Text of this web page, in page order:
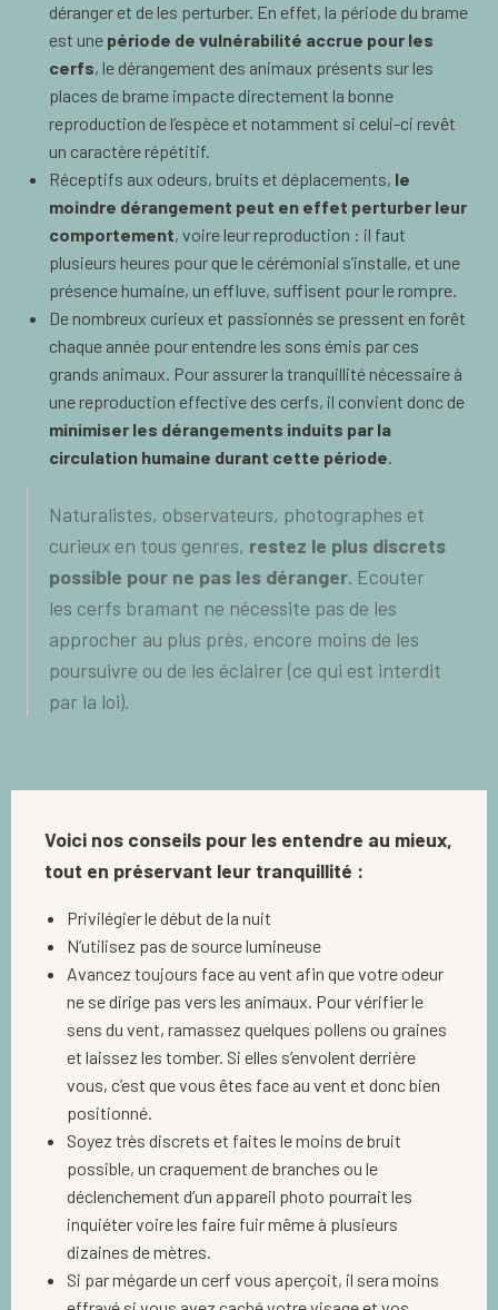
déranger et de les perturber. En effet, la période du brame
est une période de vulnérabilité accrue pour les
cerfs, le dérangement des animaux présents sur les
places de brame impacte directement la bonne
reproduction de l’espèce et notamment si celui-ci revêt
un caractère répétitif.
Réceptifs aux odeurs, bruits et déplacements, le
moindre dérangement peut en effet perturber leur
comportement, voire leur reproduction : il faut
plusieurs heures pour que le cérémonial s’installe, et une
présence humaine, un effluve, suffisent pour le rompre.
De nombreux curieux et passionnés se pressent en forêt
chaque année pour entendre les sons émis par ces
grands animaux. Pour assurer la tranquillité nécessaire à
une reproduction effective des cerfs, il convient donc de
minimiser les dérangements induits par la
circulation humaine durant cette période.
Naturalistes, observateurs, photographes et
curieux en tous genres, restez le plus discrets
possible pour ne pas les déranger. Ecouter
les cerfs bramant ne nécessite pas de les
approcher au plus près, encore moins de les
poursuivre ou de les éclairer (ce qui est interdit
par la loi).
Voici nos conseils pour les entendre au mieux,
tout en préservant leur tranquillité :
Privilégier le début de la nuit
N’utilisez pas de source lumineuse
Avancez toujours face au vent afin que votre odeur
ne se dirige pas vers les animaux. Pour vérifier le
sens du vent, ramassez quelques pollens ou graines
et laissez les tomber. Si elles s’envolent derrière
vous, c’est que vous êtes face au vent et donc bien
positionné.
Soyez très discrets et faites le moins de bruit
possible, un craquement de branches ou le
déclenchement d’un appareil photo pourrait les
inquiéter voire les faire fuir même à plusieurs
dizaines de mètres.
Si par mégarde un cerf vous aperçoit, il sera moins